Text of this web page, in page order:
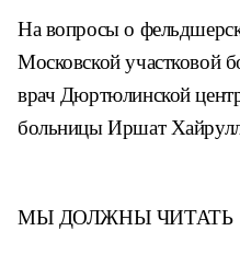
На вопросы о
Московскойучастковой
врач Дюртюлинской
больницы Иршат
МЫ ДОЛЖНЫ ЧИТАТЬ